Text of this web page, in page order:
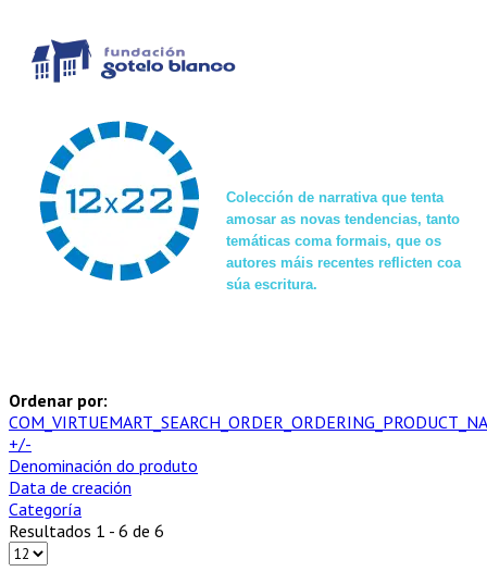
Colección de narrativa que tenta
amosar as novas tendencias, tanto
temáticas coma formais, que os
autores máis recentes reflicten coa
súa escritura.
Ordenar por:
+/-
Denominación do produto
Data de creación
Categoría
Resultados 1 - 6 de 6